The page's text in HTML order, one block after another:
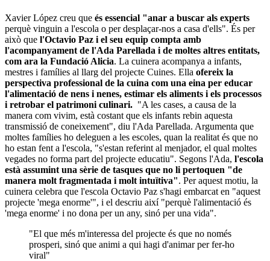
Xavier López creu que és essencial "anar a buscar als experts
perquè vinguin a l'escola o per desplaçar-nos a casa d'ells". És per
això que l'Octavio Paz i el seu equip compta amb
l'acompanyament de l'Ada Parellada i de moltes altres entitats,
com ara la Fundació Alicia. La cuinera acompanya a infants,
mestres i famílies al llarg del projecte Cuines. Ella ofereix la
perspectiva professional de la cuina com una eina per educar
l'alimentació de nens i nenes, estimar els aliments i els processos
i retrobar el patrimoni culinari. "A les cases, a causa de la
manera com vivim, està costant que els infants rebin aquesta
transmissió de coneixement", diu l'Ada Parellada. Argumenta que
moltes famílies ho deleguen a les escoles, quan la realitat és que no
ho estan fent a l'escola, "s'estan referint al menjador, el qual moltes
vegades no forma part del projecte educatiu". Segons l'Ada, l'escola
està assumint una sèrie de tasques que no li pertoquen "de
manera molt fragmentada i molt intuïtiva". Per aquest motiu, la
cuinera celebra que l'escola Octavio Paz s'hagi embarcat en "aquest
projecte 'mega enorme'", i el descriu així "perquè l'alimentació és
'mega enorme' i no dona per un any, sinó per una vida".
"El que més m'interessa del projecte és que no només
prosperi, sinó que animi a qui hagi d'animar per fer-ho
viral"